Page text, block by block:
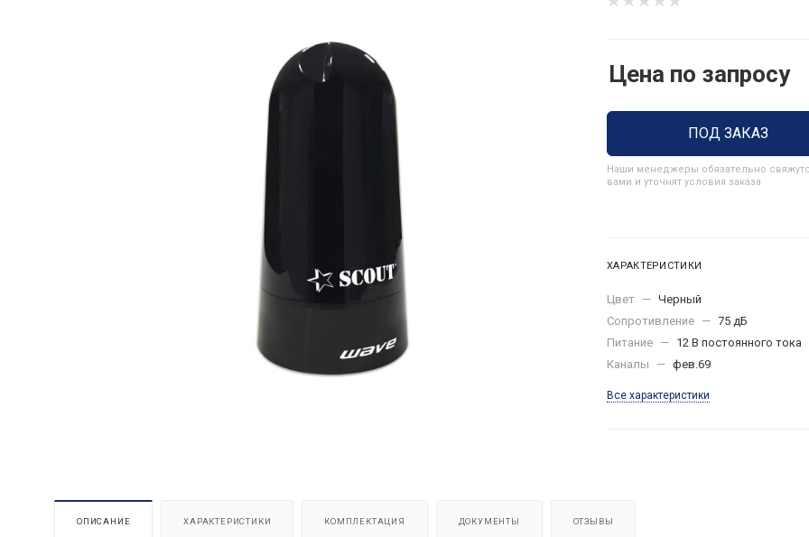
Цена по запросу
ПОД ЗАКАЗ
Наши менеджеры обязательно
вами и уточнят условия заказа
ХАРАКТЕРИСТИКИ
Цвет — Черный
Сопротивление — 75 дБ
Питание — 12 В постоянного тока
Каналы
— фев.69
Все характеристики
ОПИСАНИЕ ХАРАКТЕРИСТИКИ КОМПЛЕКТАЦИЯ ДОКУМЕНТЫ ОТЗЫВЫ